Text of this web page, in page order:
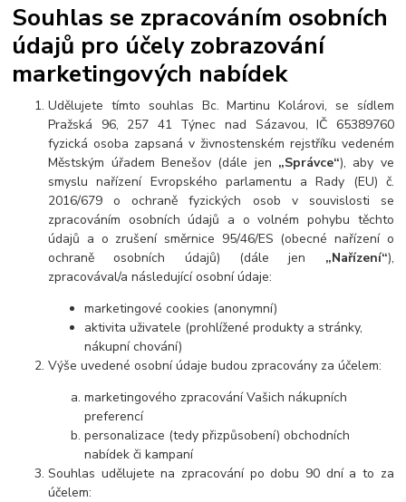
Souhlas se zpracováním osobních
údajů pro účely zobrazování
marketingových nabídek
Udělujete tímto souhlas Bc. Martinu Kolárovi, se sídlem
Pražská 96, 257 41 Týnec nad Sázavou, IČ 65389760
fyzická osoba zapsaná v živnostenském rejstříku vedeném
Městským úřadem Benešov (dále jen „Správce“), aby ve
smyslu nařízení Evropského parlamentu a Rady (EU) č.
2016/679 o ochraně fyzických osob v souvislosti se
zpracováním osobních údajů a o volném pohybu těchto
údajů a o zrušení směrnice 95/46/ES (obecné nařízení o
ochraně osobních údajů) (dále jen „Nařízení“),
zpracovával/a následující osobní údaje:
marketingové cookies (anonymní)
aktivita uživatele (prohlížené produkty a stránky,
nákupní chování)
Výše uvedené osobní údaje budou zpracovány za účelem:
marketingového zpracování Vašich nákupních
preferencí
personalizace (tedy přizpůsobení) obchodních
nabídek či kampaní
Souhlas udělujete na zpracování po dobu 90 dní a to za
účelem: